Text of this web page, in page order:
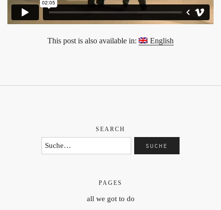
This post is also available in: English
SEARCH
PAGES
all we got to do